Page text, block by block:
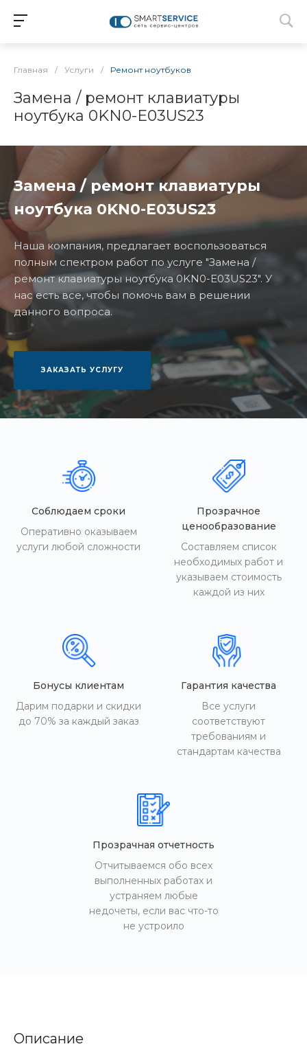
Главная / Услуги / Ремонт ноутбуков
Замена / ремонт клавиатуры
ноутбука 0KN0-E03US23
Замена / ремонт клавиатуры
ноутбука 0KN0-E03US23
Наша компания, предлагает воспользоваться
полным спектром работ по услуге "Замена /
ремонт клавиатуры ноутбука 0KN0-E03US23". У
нас есть все, чтобы помочь вам в решении
данного вопроса.
ЗАКАЗАТЬ УСЛУГУ
Соблюдаем сроки
Оперативно оказываем
услуги любой сложности
Прозрачное
ценообразование
Составляем список
необходимых работ и
указываем стоимость
каждой из них
Бонусы клиентам
Дарим подарки и скидки
до 70% за каждый заказ
Гарантия качества
Все услуги
соответствуют
требованиям и
стандартам качества
Прозрачная отчетность
Отчитываемся обо всех
выполненных работах и
устраняем любые
недочеты, если вас что-то
не устроило
Описание